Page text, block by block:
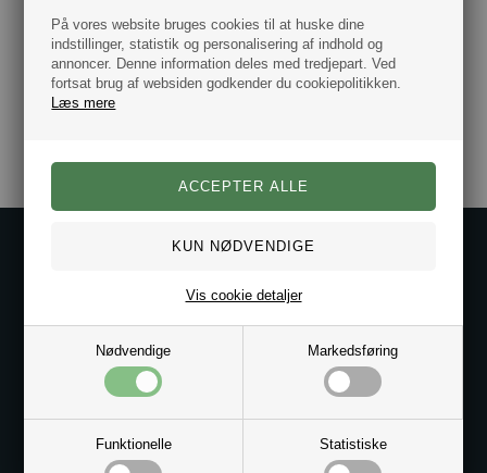
På vores website bruges cookies til at huske dine
indstillinger, statistik og personalisering af indhold og
annoncer. Denne information deles med tredjepart. Ved
fortsat brug af websiden godkender du cookiepolitikken.
Læs mere
Nødvendige Markedsføring
Funktionelle Statistiske
Vis cookie detaljer
have" accessorie for enhver skibs entusiast.
Manchetknapperne leveres i flot gaveæske.
Varenr.:10101146
Kontakt os på
Kundeservice@bestman.dk